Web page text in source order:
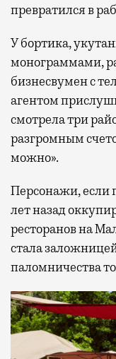
превратился в
У бортика,
монограммами,
бизнесвумен с
агентом
смотрела три
разгромным
можно».
Персонажи, если
лет назад
ресторанов на
стала
паломничества